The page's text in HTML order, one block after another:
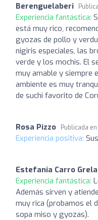
Berenguelaberi
Experiencia fantástica:
está muy rico,
gyozas de pollo y
nigiris especiales, las
verde y los mochis. El
muy amable y siempre
ambiente es muy
de suchi favorito de
Rosa Pizzo Publicada en
Experiencia positiva:
Estefania Carro Grela
Experiencia fantástica:
Además sirven y
muy rica (probamos el
sopa miso y gyozas).